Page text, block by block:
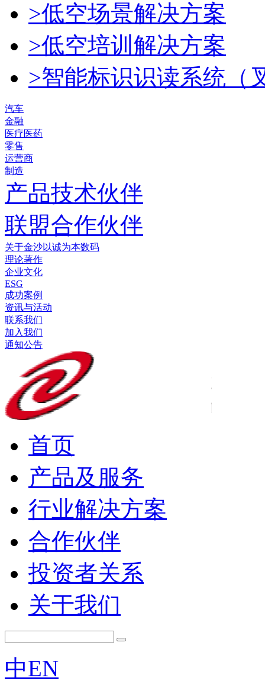
>低空场景解决方案
>低空培训解决方案
>智能标识识读系统（
汽车
金融
医疗医药
零售
运营商
制造
产品技术伙伴
联盟合作伙伴
关于金沙以诚为本数码
理论著作
企业文化
ESG
成功案例
资讯与活动
联系我们
加入我们
通知公告
首页
产品及服务
行业解决方案
合作伙伴
投资者关系
关于我们
中EN